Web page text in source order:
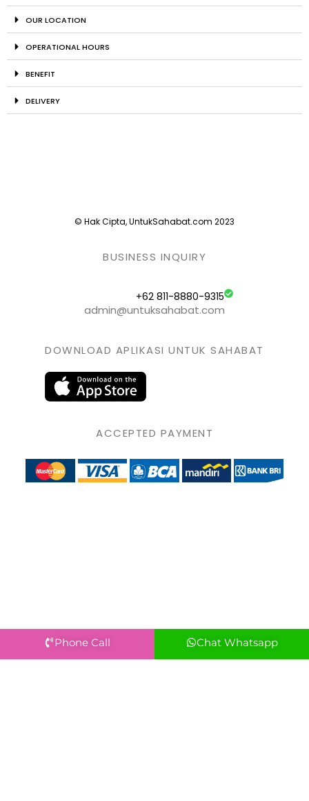
OUR LOCATION
OPERATIONAL HOURS
BENEFIT
DELIVERY
© Hak Cipta, UntukSahabat.com 2023
BUSINESS INQUIRY
+62 811-8880-9315
admin@untuksahabat.com
DOWNLOAD APLIKASI UNTUK SAHABAT
ACCEPTED PAYMENT
Phone Call Chat Whatsapp